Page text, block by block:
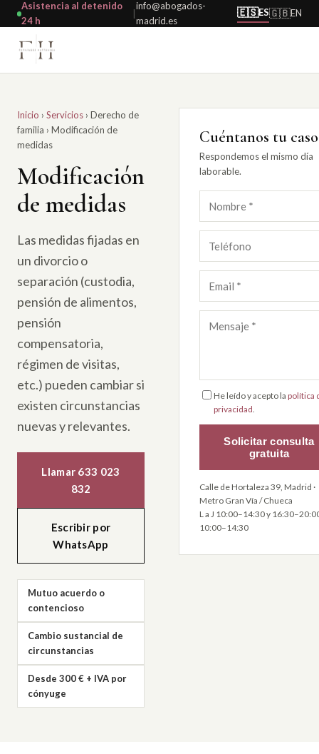
Asistencia al detenido
24 h
|
info@abogados-
madrid.es
🇪🇸ES🇬🇧EN
Inicio › Servicios › Derecho de
familia › Modificación de
medidas
Modificación
de medidas
Las medidas fijadas en
un divorcio o
separación (custodia,
pensión de alimentos,
pensión
compensatoria,
régimen de visitas,
etc.) pueden cambiar si
existen circunstancias
nuevas y relevantes.
Llamar 633 023
832
Escribir por
WhatsApp
Mutuo acuerdo o
contencioso
Cambio sustancial de
circunstancias
Desde 300 € + IVA por
cónyuge
Cuéntanos tu caso
Respondemos el mismo día
laborable.
He leído y acepto la política
privacidad.
Solicitar consulta
gratuita
Calle de Hortaleza 39, Madrid ·
Metro Gran Vía / Chueca
L a J 10:00–14:30 y
10:00–14:30